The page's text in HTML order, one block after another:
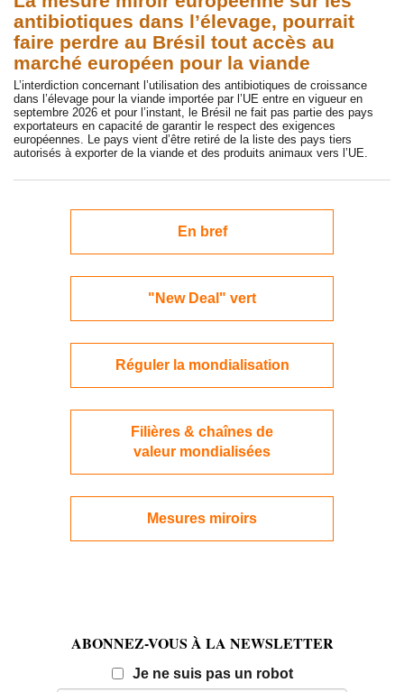
antibiotiques dans l’élevage, pourrait
faire perdre au Brésil tout accès au
marché européen pour la viande
L’interdiction concernant l’utilisation des antibiotiques de croissance
dans l’élevage pour la viande importée par l’UE entre en vigueur en
septembre 2026 et pour l’instant, le Brésil ne fait pas partie des pays
exportateurs en capacité de garantir le respect des exigences
européennes. Le pays vient d’être retiré de la liste des pays tiers
autorisés à exporter de la viande et des produits animaux vers l’UE.
En bref
"New Deal" vert
Réguler la mondialisation
Filières & chaînes de
valeur mondialisées
Mesures miroirs
ABONNEZ-VOUS À LA NEWSLETTER
Je ne suis pas un robotEmail